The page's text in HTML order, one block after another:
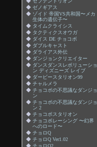
◆ ゼノギアス
◆ ゾイド 帝国VS共和国〜メカ
生体の遺伝子〜
◆ タイムクライシス
◆ タクティクスオウガ
◆ ダイス DE チョコボ
◆ ダブルキャスト
◆ ダライアス外伝
◆ ダンジョンクリエイター
◆ ダンスダンスレボリューショ
ン ディズニーズ レイブ
◆ ダービースタリオン99
◆ チャルメラ
◆ チョコボの不思議なダンジョ
ン
◆ チョコボの不思議なダンジョ
ン 2
◆ チョコボスタリオン
◆ チョコボレーシング 〜幻界
へのロード〜
◆ チョロQ
◆ チョロQ Ver1.02
◆ チョロQ2